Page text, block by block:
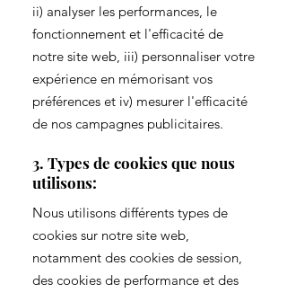
ii) analyser les performances, le
fonctionnement et l'efficacité de
notre site web, iii) personnaliser votre
expérience en mémorisant vos
préférences et iv) mesurer l'efficacité
de nos campagnes publicitaires.
3. Types de cookies que nous
utilisons:
Nous utilisons différents types de
cookies sur notre site web,
notamment des cookies de session,
des cookies de performance et des